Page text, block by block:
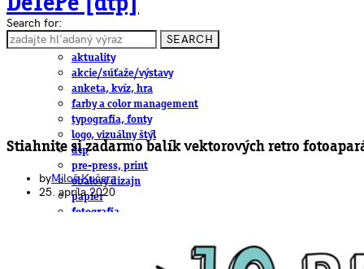
ČLÁNKY
aktuality
akcie/súťaže/výstavy
anketa, kvíz, hra
farby a color management
typografia, fonty
logo, vizuálny štýl
dtp
pre-press, print
obalový dizajn
papier
fotografia
Search for:
SEARCH
Stiahnite si zadarmo balík vektorových retro
byMiloš Kučera
25. apríla 2020